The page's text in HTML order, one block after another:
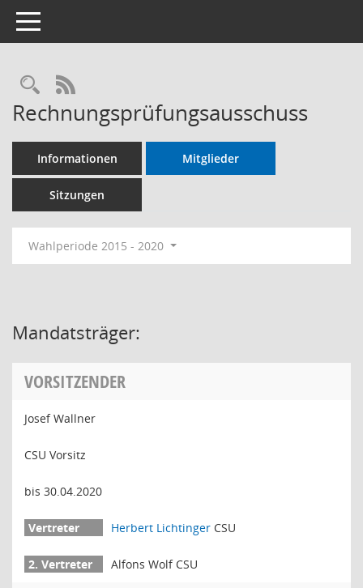
Toggle navigation
RSS-Feed
Rechnungsprüfungsausschuss
Informationen Mitglieder
Sitzungen
Wahlperiode 2015 - 2020
Mandatsträger:
VORSITZENDER
Josef Wallner
CSU Vorsitz
bis 30.04.2020
Herbert Lichtinger CSU
Alfons Wolf CSU